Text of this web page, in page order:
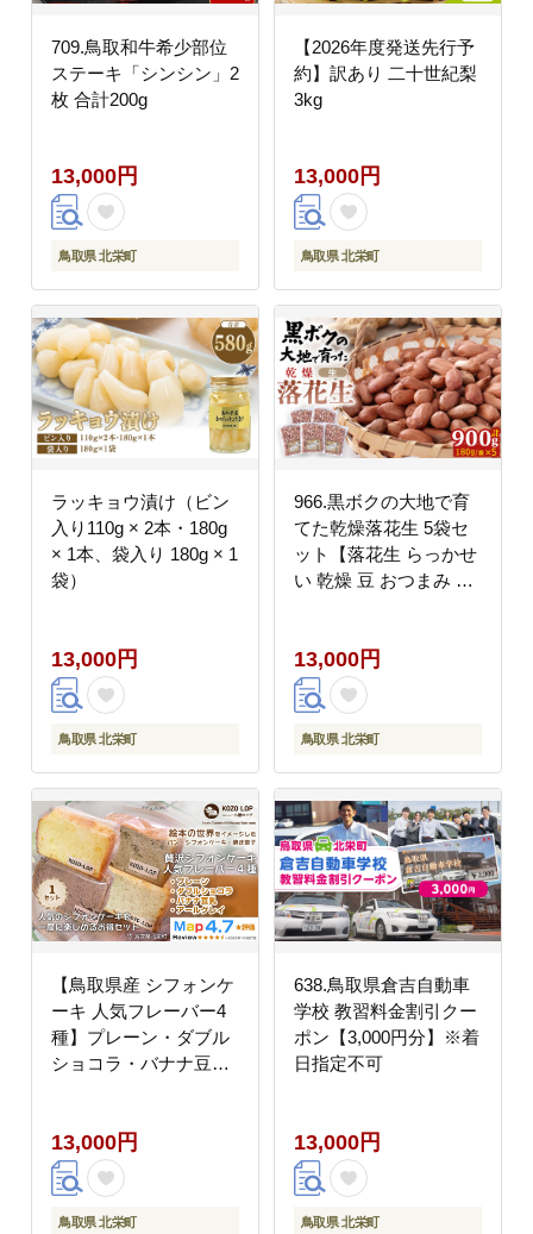
709.鳥取和牛希少部位
ステーキ「シンシン」2
枚 合計200g
13,000円
鳥取県 北栄町
【2026年度発送先行予
約】訳あり 二十世紀梨
3kg
13,000円
鳥取県 北栄町
ラッキョウ漬け（ビン
入り110g × 2本・180g
× 1本、袋入り 180g × 1
袋）
13,000円
鳥取県 北栄町
966.黒ボクの大地で育
てた乾燥落花生 5袋セ
ット【落花生 らっかせ
い 乾燥 豆 おつまみ ピ
町 おすすめ 人気】
13,000円
鳥取県 北栄町
【鳥取県産 シフォンケ
ーキ 人気フレーバー4
種】プレーン・ダブル
ショコラ・バナナ豆
13,000円
鳥取県 北栄町
638.鳥取県倉吉自動車
学校 教習料金割引クー
ポン【3,000円分】※着
日指定不可
13,000円
鳥取県 北栄町